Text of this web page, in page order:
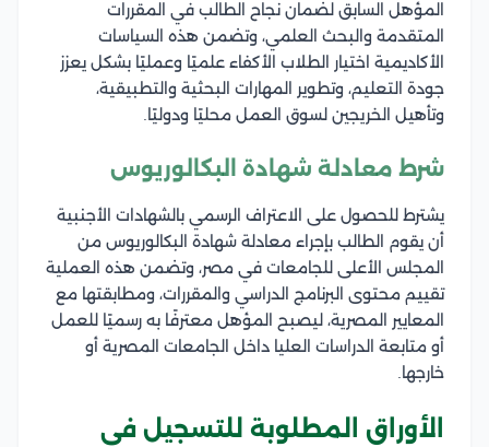
المؤهل السابق لضمان نجاح الطالب في المقررات
المتقدمة والبحث العلمي، وتضمن هذه السياسات
الأكاديمية اختيار الطلاب الأكفاء علميًا وعمليًا بشكل يعزز
جودة التعليم، وتطوير المهارات البحثية والتطبيقية،
وتأهيل الخريجين لسوق العمل محليًا ودوليًا.
شرط معادلة شهادة البكالوريوس
يشترط للحصول على الاعتراف الرسمي بالشهادات الأجنبية
أن يقوم الطالب بإجراء معادلة شهادة البكالوريوس من
المجلس الأعلى للجامعات في مصر، وتضمن هذه العملية
تقييم محتوى البرنامج الدراسي والمقررات، ومطابقتها مع
المعايير المصرية، ليصبح المؤهل معترفًا به رسميًا للعمل
أو متابعة الدراسات العليا داخل الجامعات المصرية أو
خارجها.
الأوراق المطلوبة للتسجيل في